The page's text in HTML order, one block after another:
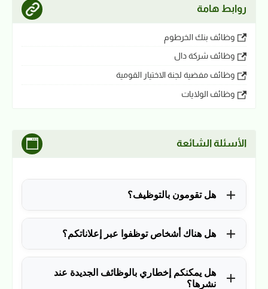
روابط هامة
وظائف بنك الخرطوم
وظائف شركة دال
وظائف مفضية لجنة الاختيار القومية
وظائف الولايات
الأسئلة الشائعة
هل تقومون بالتوظيف؟
للأسف لا، في الوقت الحالي نقوم فقط بنشر الوظائف
المتاحة.هل هناك أشخاص توظفوا عبر إعلاناتكم؟
نعم ولله الحمد، منذ التأسيس في 2018 نشرنا آلاف
الوظائف، وكانت سببًا في توظيف آلاف من المتابعين.
هل يمكنكم إخطاري بالوظائف الجديدة عند
نشرها؟